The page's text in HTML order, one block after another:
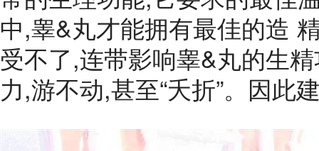
中,睾&丸才能拥有最佳的造
受不了,连带影响睾&丸的生
力,游不动,甚至“夭折”。因此